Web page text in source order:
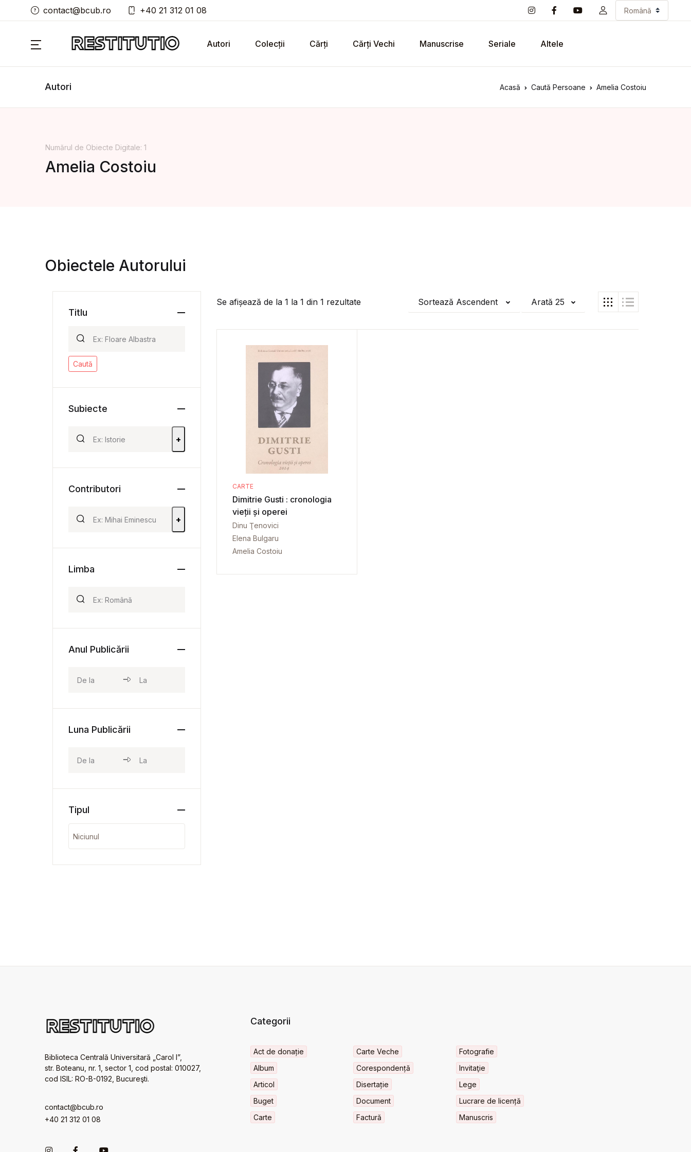
contact@bcub.ro +40 21 312 01 08
Autori Colecții Cărți Cărți Vechi Manuscrise Seriale Altele
Autori Acasă Caută Persoane Amelia Costoiu
Numărul de Obiecte Digitale: 1
Amelia Costoiu
Obiectele Autorului
Se afișează de la 1 la 1 din 1 rezultate Sortează Ascendent Arată 25
CARTE
Dimitrie Gusti : cronologia
vieții și operei
Dinu Ţenovici
Elena Bulgaru
Amelia Costoiu
Titlu
Caută
Subiecte
+
Contributori
+
Limba
Anul Publicării
Luna Publicării
Tipul
Biblioteca Centrală Universitară „Carol I”,
str. Boteanu, nr. 1, sector 1, cod postal: 010027,
cod ISIL: RO-B-0192, Bucureşti.
contact@bcub.ro
+40 21 312 01 08
Categorii
Act de donație
Album
Articol
Buget
Carte
Carte Veche
Corespondență
Disertație
Document
Factură
Fotografie
Invitaţie
Lege
Lucrare de licență
Manuscris